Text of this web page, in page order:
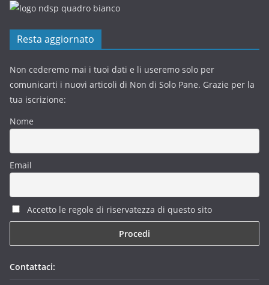
Resta aggiornato
Non cederemo mai i tuoi dati e li useremo solo per
comunicarti i nuovi articoli di Non di Solo Pane. Grazie per la
tua iscrizione:
Nome
Email
Accetto le regole di riservatezza di questo sito
Contattaci: